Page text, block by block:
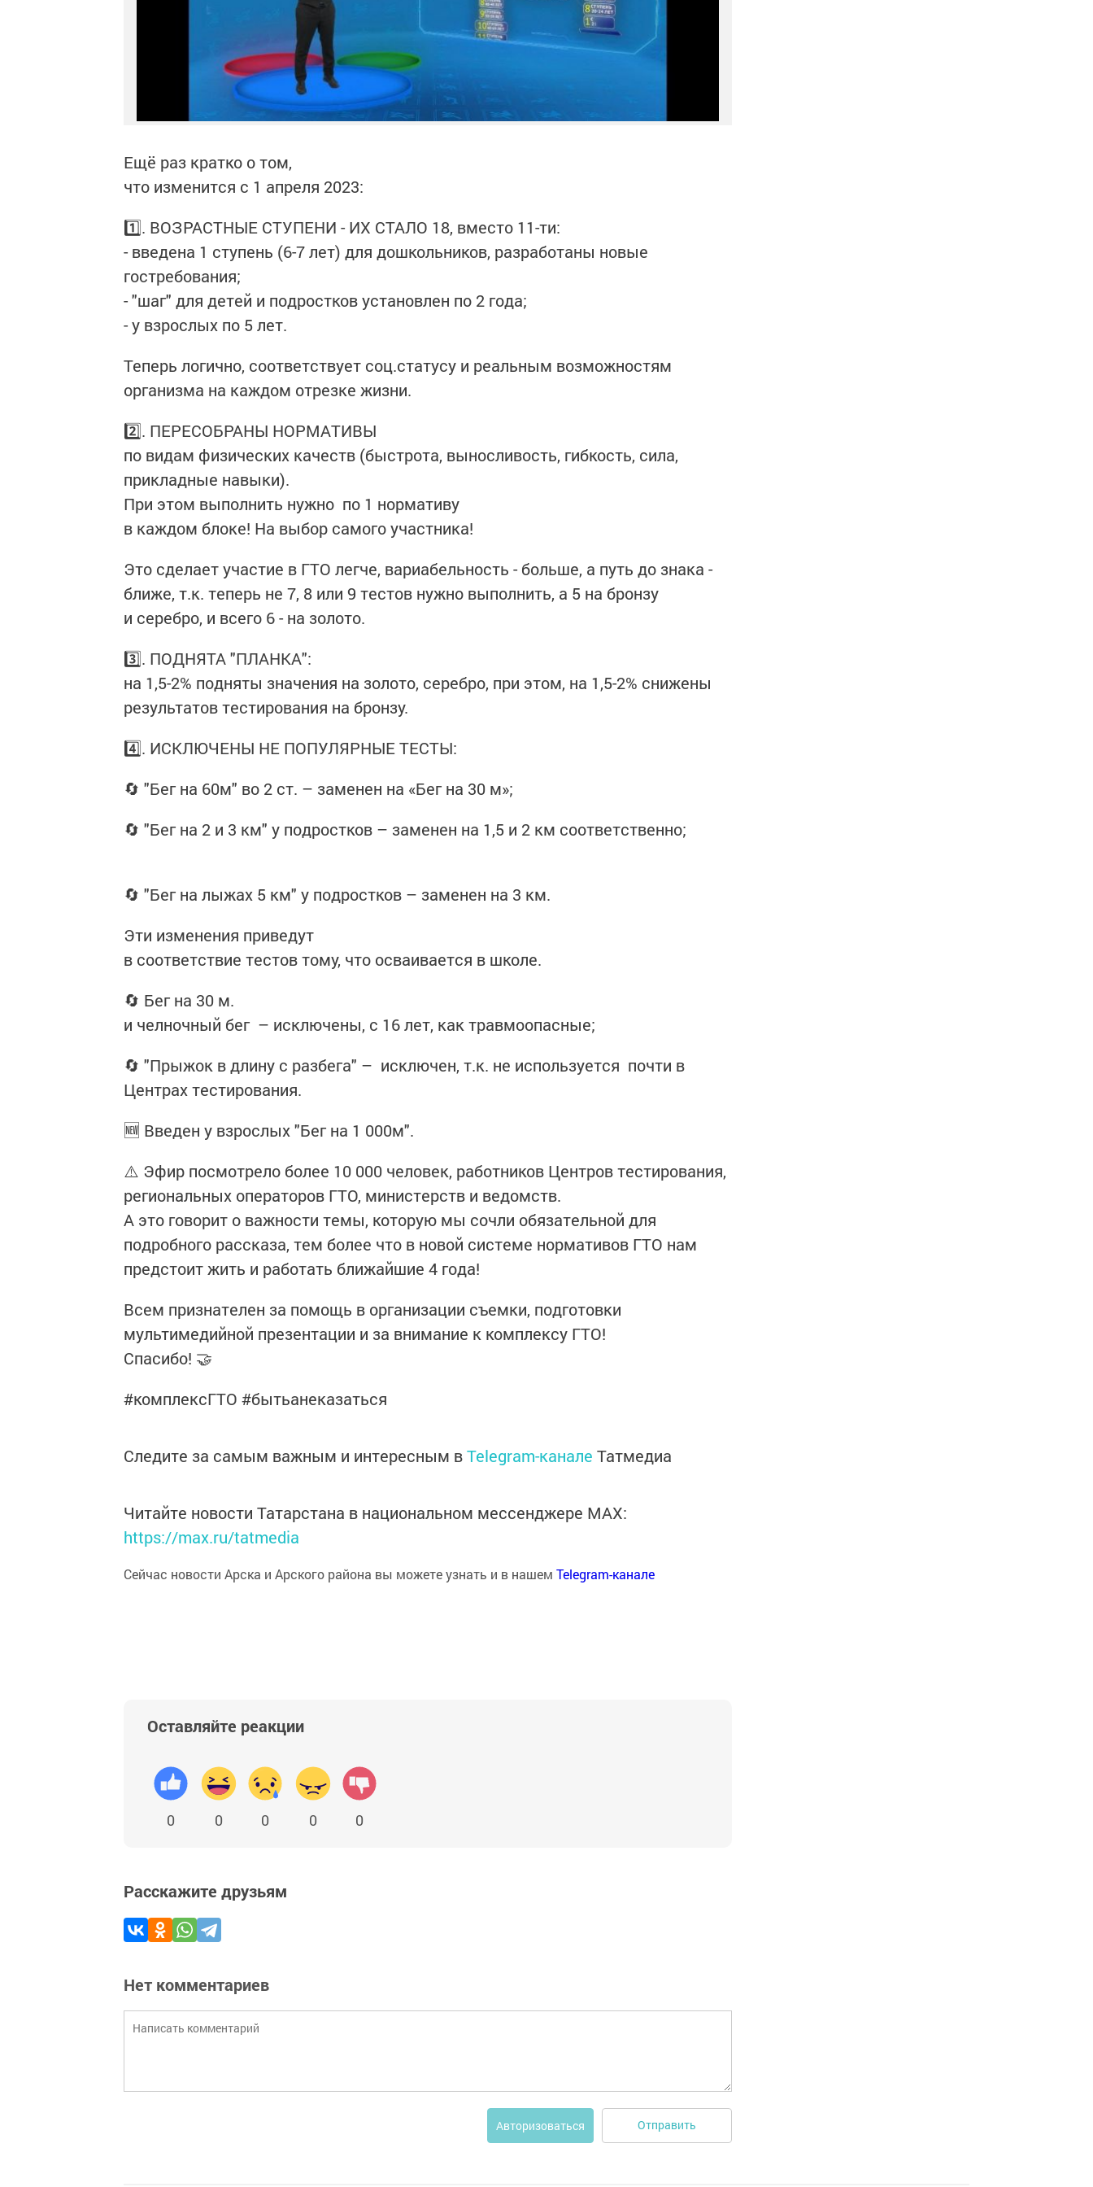
Ещё раз кратко о том,
что изменится с 1 апреля 2023:
1️⃣. ВОЗРАСТНЫЕ СТУПЕНИ - ИХ СТАЛО 18, вместо 11-ти:
- введена 1 ступень (6-7 лет) для дошкольников, разработаны новые
гостребования;
- "шаг" для детей и подростков установлен по 2 года;
- у взрослых по 5 лет.
Теперь логично, соответствует соц.статусу и реальным возможностям
организма на каждом отрезке жизни.
2️⃣. ПЕРЕСОБРАНЫ НОРМАТИВЫ
по видам физических качеств (быстрота, выносливость, гибкость, сила,
прикладные навыки).
При этом выполнить нужно по 1 нормативу
в каждом блоке! На выбор самого участника!
Это сделает участие в ГТО легче, вариабельность - больше, а путь до знака -
ближе, т.к. теперь не 7, 8 или 9 тестов нужно выполнить, а 5 на бронзу
и серебро, и всего 6 - на золото.
3️⃣. ПОДНЯТА "ПЛАНКА":
на 1,5-2% подняты значения на золото, серебро, при этом, на 1,5-2% снижены
результатов тестирования на бронзу.
4️⃣. ИСКЛЮЧЕНЫ НЕ ПОПУЛЯРНЫЕ ТЕСТЫ:
🔄 "Бег на 60м" во 2 ст. – заменен на «Бег на 30 м»;
🔄 "Бег на 2 и 3 км" у подростков – заменен на 1,5 и 2 км соответственно;
🔄 "Бег на лыжах 5 км" у подростков – заменен на 3 км.
Эти изменения приведут
в соответствие тестов тому, что осваивается в школе.
🔄 Бег на 30 м.
и челночный бег – исключены, с 16 лет, как травмоопасные;
🔄 "Прыжок в длину с разбега" – исключен, т.к. не используется почти в
Центрах тестирования.
🆕 Введен у взрослых "Бег на 1 000м".
⚠️ Эфир посмотрело более 10 000 человек, работников Центров тестирования,
региональных операторов ГТО, министерств и ведомств.
А это говорит о важности темы, которую мы сочли обязательной для
подробного рассказа, тем более что в новой системе нормативов ГТО нам
предстоит жить и работать ближайшие 4 года!
Всем признателен за помощь в организации съемки, подготовки
мультимедийной презентации и за внимание к комплексу ГТО!
Спасибо! 🤝
#комплексГТО #бытьанеказаться
Следите за самым важным и интересным вTelegram-канале Татмедиа
Читайте новости Татарстана в национальном мессенджере MАХ:
https://max.ru/tatmedia
Сейчас новости Арска и Арского района вы можете узнать и в нашем Telegram-канале
Оставляйте реакции
0 0 0 0 0
Расскажите друзьям
Нет комментариев
Авторизоваться Отправить